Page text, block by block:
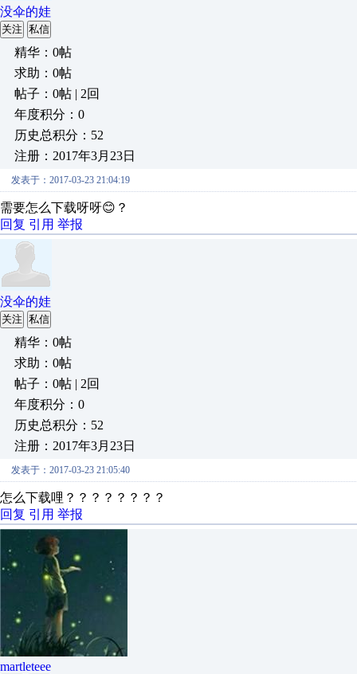
没伞的娃
关注 私信
精华：0帖
求助：0帖
帖子：0帖 | 2回
年度积分：0
历史总积分：52
注册：2017年3月23日
发表于：2017-03-23 21:04:19
需要怎么下载呀呀😊？
回复 引用 举报
没伞的娃
关注 私信
精华：0帖
求助：0帖
帖子：0帖 | 2回
年度积分：0
历史总积分：52
注册：2017年3月23日
发表于：2017-03-23 21:05:40
怎么下载哩？？？？？？？？
回复 引用 举报
martleteee